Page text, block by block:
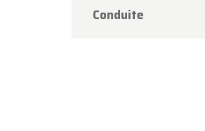
Conduite